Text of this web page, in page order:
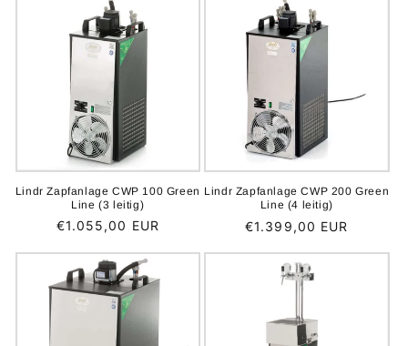
Lindr Zapfanlage CWP 100 Green
Line (3 leitig)
Normaler
€1.055,00 EUR
Lindr Zapfanlage CWP 200 Green
Line (4 leitig)
Normaler
€1.399,00 EUR